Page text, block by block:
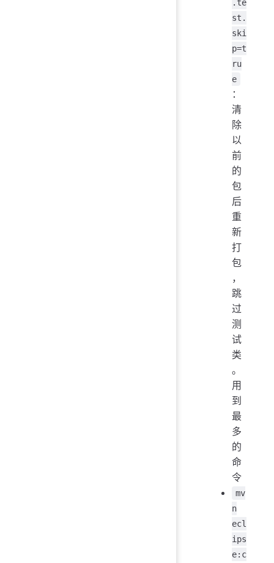
.te
st.
ski
p=t
ru
e
：
清
除
以
前
的
包
后
重
新
打
包
，
跳
过
测
试
类
。
用
到
最
多
的
命
令
mv
n
ecl
ips
e:c